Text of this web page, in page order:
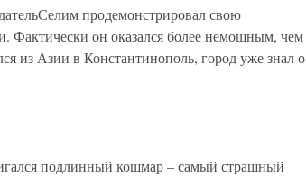
продемонстрировал свою
Фактически он оказался более немощным, чем
из Азии в Константинополь, город уже знал о
подлинный кошмар – самый страшный